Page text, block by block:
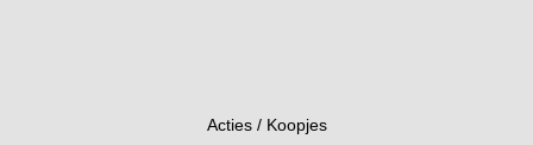
Acties / Koopjes